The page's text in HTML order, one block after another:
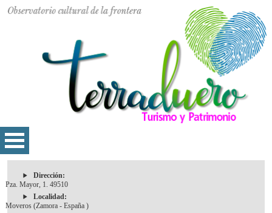
Dirección:
Pza. Mayor, 1. 49510
Localidad:
Moveros (Zamora - España )